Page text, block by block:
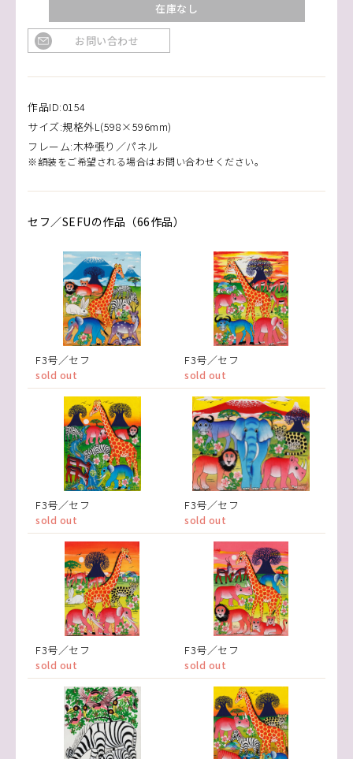
在庫なし
お問い合わせ
作品ID:0154
サイズ:規格外L(598×596mm)
フレーム:木枠張り／パネル
※額装をご希望される場合はお問い合わせください。
セフ／SEFUの作品（66作品）
F3号／セフ
sold out
F3号／セフ
sold out
F3号／セフ
sold out
F3号／セフ
sold out
F3号／セフ
sold out
F3号／セフ
sold out